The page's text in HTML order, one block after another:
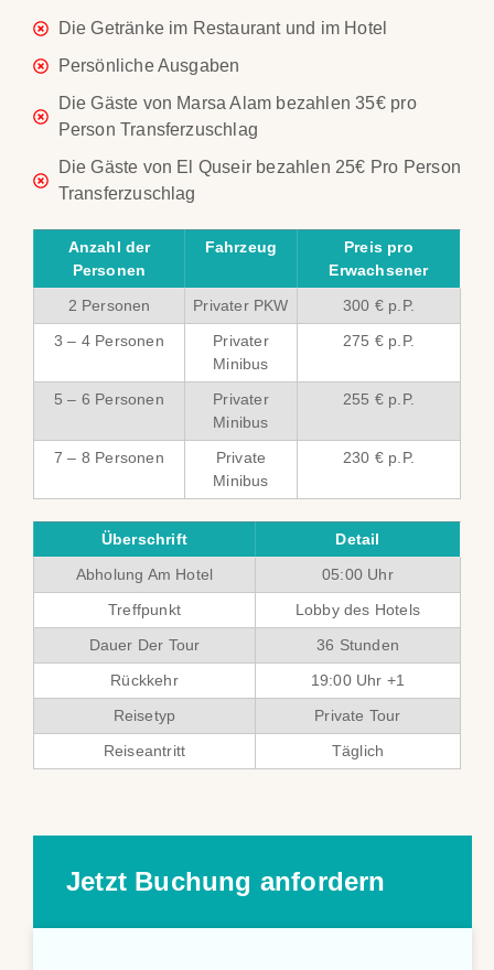
Die Getränke im Restaurant und im Hotel
Persönliche Ausgaben
Die Gäste von Marsa Alam bezahlen 35€ pro
Person Transferzuschlag
Die Gäste von El Quseir bezahlen 25€ Pro Person
Transferzuschlag
Anzahl der
Personen
Fahrzeug
Preis pro
Erwachsener
2 Personen
Privater PKW
300 € p.P.
3 – 4 Personen
Privater
Minibus
275 € p.P.
5 – 6 Personen
Privater
Minibus
255 € p.P.
7 – 8 Personen
Private
Minibus
230 € p.P.
Überschrift
Detail
Abholung Am Hotel
05:00 Uhr
Treffpunkt
Lobby des Hotels
Dauer Der Tour
36 Stunden
Rückkehr
19:00 Uhr +1
Reisetyp
Private Tour
Reiseantritt
Täglich
Jetzt Buchung anfordern